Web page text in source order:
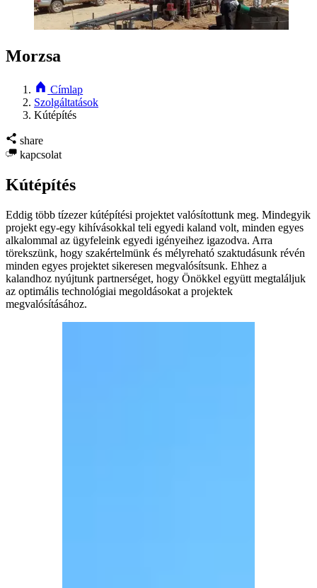
Morzsa
Címlap
Szolgáltatások
Kútépítés
share
kapcsolat
Kútépítés
Eddig több tízezer kútépítési projektet valósítottunk meg. Mindegyik
projekt egy-egy kihívásokkal teli egyedi kaland volt, minden egyes
alkalommal az ügyfeleink egyedi igényeihez igazodva. Arra
törekszünk, hogy szakértelmünk és mélyreható szaktudásunk révén
minden egyes projektet sikeresen megvalósítsunk. Ehhez a
kalandhoz nyújtunk partnerséget, hogy Önökkel együtt megtaláljuk
az optimális technológiai megoldásokat a projektek
megvalósításához.